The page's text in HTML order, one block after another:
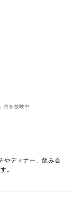
篇を放映中
やディナー、飲み会
。